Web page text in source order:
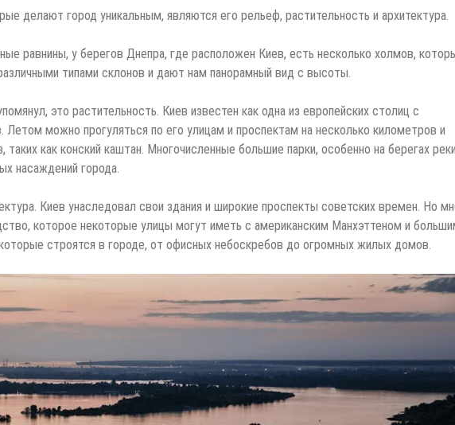
делают город уникальным, являются его рельеф, растительность и архитектура.
равнины, у берегов Днепра, где расположен Киев, есть несколько холмов,
типами склонов и дают нам панорамный вид с высоты.
это растительность. Киев известен как одна из европейских столиц с
можно прогуляться по его улицам и проспектам на несколько километров и
как конский каштан. Многочисленные большие парки, особенно на берегах
насаждений города.
Киев унаследовал свои здания и широкие проспекты советских времен. Но
которое некоторые улицы могут иметь с американским Манхэттеном и
строятся в городе, от офисных небоскребов до огромных жилых домов.